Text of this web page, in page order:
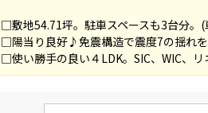
□敷地54.71坪。駐車スペースも3台分。
□陽当り良好♪免震構造で震度7の揺れを
□使い勝手の良い４LDK。SIC、WIC、リ